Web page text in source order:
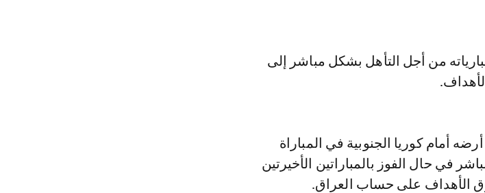
من أجل التأهل بشكل مباشر إلى
أمام كوريا الجنوبية في المباراة
في حال الفوز بالمباراتين الأخيرتين
الأهداف على حساب العراق.